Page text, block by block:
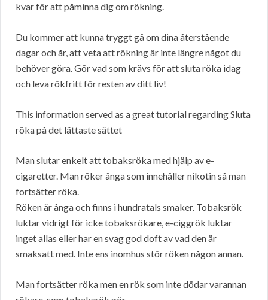
kvar för att påminna dig om rökning.
Du kommer att kunna tryggt gå om dina återstående
dagar och år, att veta att rökning är inte längre något du
behöver göra. Gör vad som krävs för att sluta röka idag
och leva rökfritt för resten av ditt liv!
This information served as a great tutorial regarding Sluta
röka på det lättaste sättet
Man slutar enkelt att tobaksröka med hjälp av e-
cigaretter. Man röker ånga som innehåller nikotin så man
fortsätter röka.
Röken är ånga och finns i hundratals smaker. Tobaksrök
luktar vidrigt för icke tobaksrökare, e-ciggrök luktar
inget allas eller har en svag god doft av vad den är
smaksatt med. Inte ens inomhus stör röken någon annan.
Man fortsätter röka men en rök som inte dödar varannan